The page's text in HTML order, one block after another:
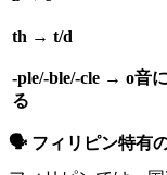
th → t/d
-ple/-ble/-cle → o音
る
🗣 フィリピン特有